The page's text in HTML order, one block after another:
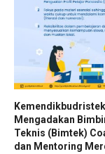
Kemendikbudristek
Mengadakan
Teknis (Bimtek)
dan Mentoring